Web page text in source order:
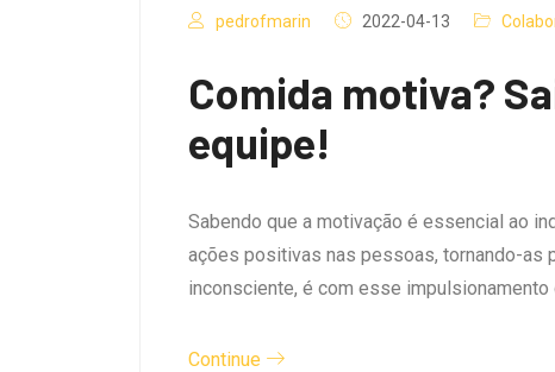
pedrofmarin 2022-04-13
Comida motiva?
equipe!
Sabendo que a motivação é essencial ao
ações positivas nas pessoas, tornando-as
inconsciente, é com esse
Continue